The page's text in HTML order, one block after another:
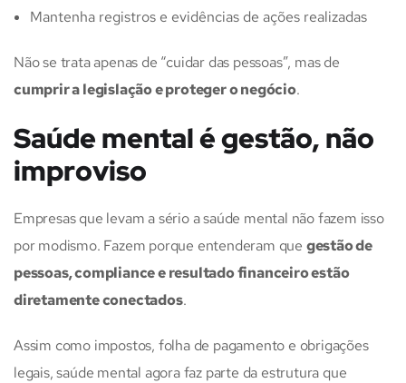
Mantenha registros e evidências de ações realizadas
Não se trata apenas de “cuidar das pessoas”, mas de
cumprir a legislação e proteger o negócio.
Saúde mental é gestão, não
improviso
Empresas que levam a sério a saúde mental não fazem isso
por modismo. Fazem porque entenderam que gestão de
pessoas, compliance e resultado financeiro estão
diretamente conectados.
Assim como impostos, folha de pagamento e obrigações
legais, saúde mental agora faz parte da estrutura que